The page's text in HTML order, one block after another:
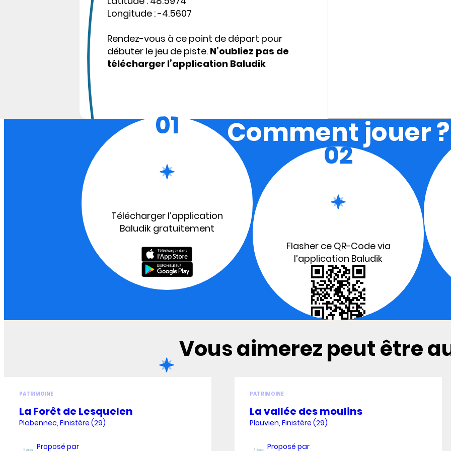
Longitude : -4.5607
Rendez-vous à ce point de départ pour
débuter le jeu de piste. N’oubliez pas de
télécharger l’application Baludik
Comment jouer ?
01
Télécharger l’application
Baludik gratuitement
02
Flasher ce QR-Code via
l’application Baludik
Vous aimerez peut être
PATRIMOINE
La Forêt de Lesquelen
Plabennec, Finistère (29)
Proposé par
PATRIMOINE
La vallée des moulins
Plouvien, Finistère (29)
Proposé par